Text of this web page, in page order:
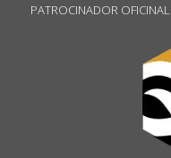
PATROCINADOR OFICINAL